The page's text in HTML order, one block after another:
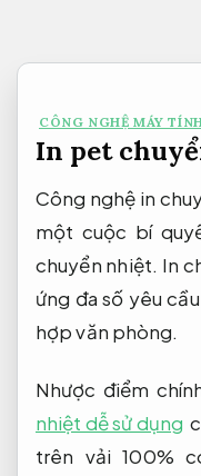
dungCÔNG NGHỆ MÁY
In pet
Công nghệ in
một cuộc bí
chuyển nhiệt. In
ứng đa số yêu
hợp văn phòng.
Nhược điểm
nhiệt dễ sử dụng
trên vải 100%